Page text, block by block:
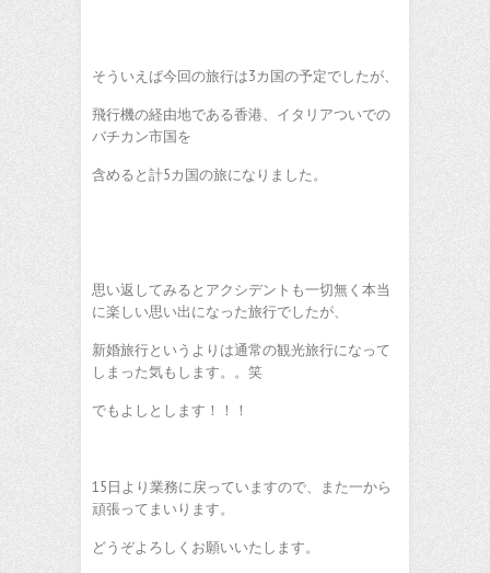
そういえば今回の旅行は3カ国の予定でしたが、
飛行機の経由地である香港、イタリアついでの
バチカン市国を
含めると計5カ国の旅になりました。
思い返してみるとアクシデントも一切無く本当
に楽しい思い出になった旅行でしたが、
新婚旅行というよりは通常の観光旅行になって
しまった気もします。。笑
でもよしとします！！！
15日より業務に戻っていますので、また一から
頑張ってまいります。
どうぞよろしくお願いいたします。